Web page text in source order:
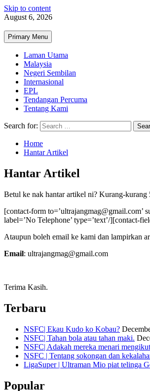
Skip to content
August 6, 2026
Primary Menu
Laman Utama
Malaysia
Negeri Sembilan
Internasional
EPL
Tendangan Percuma
Tentang Kami
Search for:
Home
Hantar Artikel
Hantar Artikel
Betul ke nak hantar artikel ni? Kurang-kurang
[contact-form to=’ultrajangmag@gmail.com’
label=’No Telephone’ type=’text’/][contact-
Ataupun boleh email ke kami dan lampirkan
Email: ultrajangmag@gmail.com
Terima Kasih.
Terbaru
NSFC| Ekau Kudo ko Kobau?
NSFC| Tahan bola atau tahan maki.
NSFC| Adakah mereka menari
NSFC | Tentang sokongan dan
LigaSuper | Ultraman Mio piat telinga
Popular